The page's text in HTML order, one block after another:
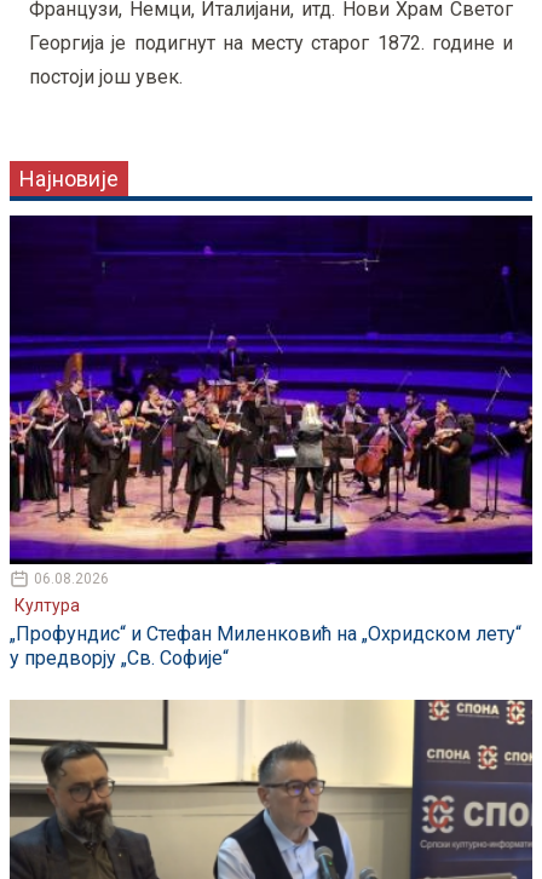
Французи, Немци, Италијани, итд. Нови Храм Светог
Георгија је подигнут на месту старог 1872. године и
постоји још увек.
Најновије
06.08.2026
Култура
„Профундис“ и Стефан Миленковић на „Охридском лету“
у предворју „Св. Софије“